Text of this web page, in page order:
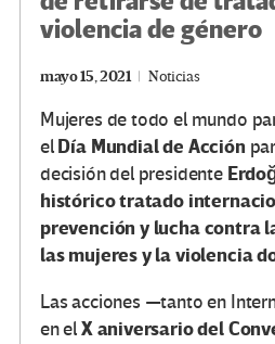
violencia de género
mayo 15, 2021 Noticias
Mujeres de todo el mundo
elDía Mundial de Acción
decisión del presidente
histórico tratado
prevención y lucha contra
las mujeres y la violencia
Las acciones —tanto en
en elX aniversario del